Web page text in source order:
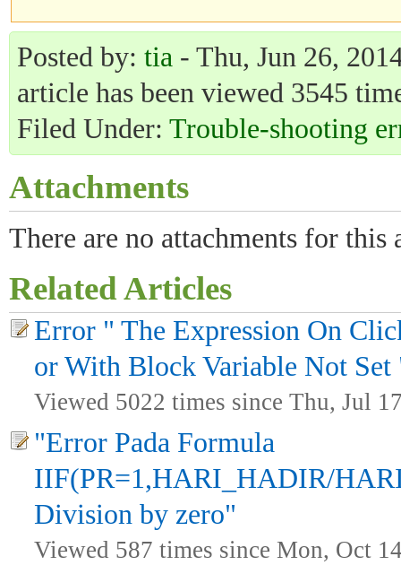
Posted by: tia - Thu, Jun 26,
article has been viewed 3545
Filed Under: Trouble-shooting
Attachments
There are no attachments for this
Related Articles
Error " The Expression On
or With Block Variable Not Set
Viewed 5022 times since Thu, Jul
"Error Pada Formula
IIF(PR=1,HARI_HADIR/
Division by zero"
Viewed 587 times since Mon, Oct